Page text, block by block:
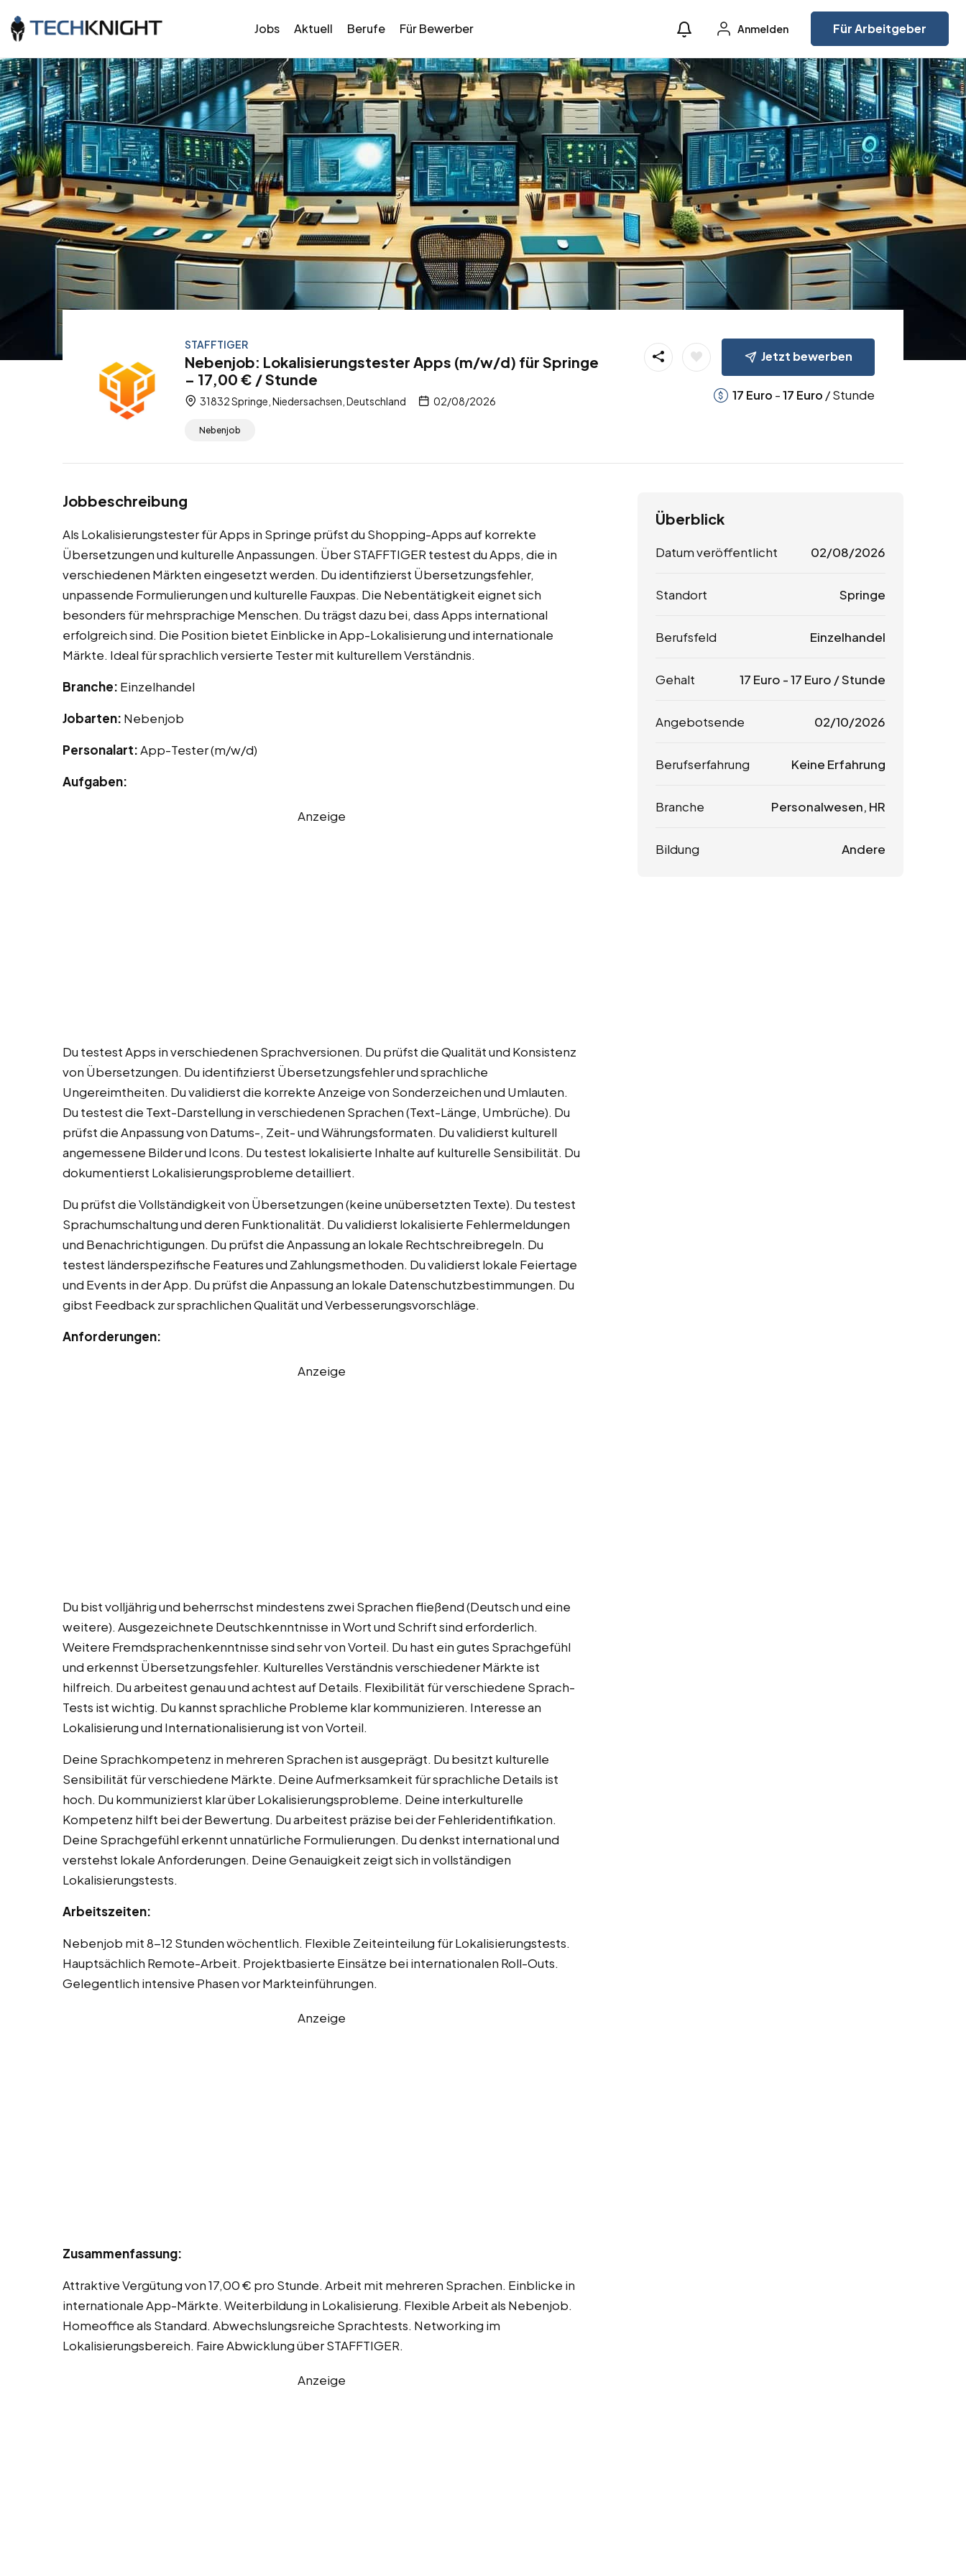
Jobs Aktuell Berufe Für Bewerber Anmelden Für Arbeitgeber
STAFFTIGER
Nebenjob: Lokalisierungstester Apps (m/w/d) für Springe
– 17,00 € / Stunde
31832 Springe, Niedersachsen, Deutschland 02/08/2026
Nebenjob
Jetzt bewerben
17 Euro -17 Euro / Stunde
Jobbeschreibung
Als Lokalisierungstester für Apps in Springe prüfst du Shopping-Apps auf korrekte
Übersetzungen und kulturelle Anpassungen. Über STAFFTIGER testest du Apps, die in
verschiedenen Märkten eingesetzt werden. Du identifizierst Übersetzungsfehler,
unpassende Formulierungen und kulturelle Fauxpas. Die Nebentätigkeit eignet sich
besonders für mehrsprachige Menschen. Du trägst dazu bei, dass Apps international
erfolgreich sind. Die Position bietet Einblicke in App-Lokalisierung und internationale
Märkte. Ideal für sprachlich versierte Tester mit kulturellem Verständnis.
Branche: Einzelhandel
Jobarten: Nebenjob
Personalart:App-Tester (m/w/d)
Aufgaben:
Anzeige
Du testest Apps in verschiedenen Sprachversionen. Du prüfst die Qualität und Konsistenz
von Übersetzungen. Du identifizierst Übersetzungsfehler und sprachliche
Ungereimtheiten. Du validierst die korrekte Anzeige von Sonderzeichen und Umlauten.
Du testest die Text-Darstellung in verschiedenen Sprachen (Text-Länge, Umbrüche). Du
prüfst die Anpassung von Datums-, Zeit- und Währungsformaten. Du validierst kulturell
angemessene Bilder und Icons. Du testest lokalisierte Inhalte auf kulturelle Sensibilität. Du
dokumentierst Lokalisierungsprobleme detailliert.
Du prüfst die Vollständigkeit von Übersetzungen (keine unübersetzten Texte). Du testest
Sprachumschaltung und deren Funktionalität. Du validierst lokalisierte Fehlermeldungen
und Benachrichtigungen. Du prüfst die Anpassung an lokale Rechtschreibregeln. Du
testest länderspezifische Features und Zahlungsmethoden. Du validierst lokale Feiertage
und Events in der App. Du prüfst die Anpassung an lokale Datenschutzbestimmungen. Du
gibst Feedback zur sprachlichen Qualität und Verbesserungsvorschläge.
Anforderungen:
Anzeige
Du bist volljährig und beherrschst mindestens zwei Sprachen fließend (Deutsch und eine
weitere). Ausgezeichnete Deutschkenntnisse in Wort und Schrift sind erforderlich.
Weitere Fremdsprachenkenntnisse sind sehr von Vorteil. Du hast ein gutes Sprachgefühl
und erkennst Übersetzungsfehler. Kulturelles Verständnis verschiedener Märkte ist
hilfreich. Du arbeitest genau und achtest auf Details. Flexibilität für verschiedene Sprach-
Tests ist wichtig. Du kannst sprachliche Probleme klar kommunizieren. Interesse an
Lokalisierung und Internationalisierung ist von Vorteil.
Deine Sprachkompetenz in mehreren Sprachen ist ausgeprägt. Du besitzt kulturelle
Sensibilität für verschiedene Märkte. Deine Aufmerksamkeit für sprachliche Details ist
hoch. Du kommunizierst klar über Lokalisierungsprobleme. Deine interkulturelle
Kompetenz hilft bei der Bewertung. Du arbeitest präzise bei der Fehleridentifikation.
Deine Sprachgefühl erkennt unnatürliche Formulierungen. Du denkst international und
verstehst lokale Anforderungen. Deine Genauigkeit zeigt sich in vollständigen
Lokalisierungstests.
Arbeitszeiten:
Nebenjob mit 8-12 Stunden wöchentlich. Flexible Zeiteinteilung für Lokalisierungstests.
Hauptsächlich Remote-Arbeit. Projektbasierte Einsätze bei internationalen Roll-Outs.
Gelegentlich intensive Phasen vor Markteinführungen.
Anzeige
Zusammenfassung:
Attraktive Vergütung von 17,00 € pro Stunde. Arbeit mit mehreren Sprachen. Einblicke in
internationale App-Märkte. Weiterbildung in Lokalisierung. Flexible Arbeit als Nebenjob.
Homeoffice als Standard. Abwechslungsreiche Sprachtests. Networking im
Lokalisierungsbereich. Faire Abwicklung über STAFFTIGER.
Anzeige
Überblick
Datum veröffentlicht 02/08/2026
Standort Springe
Berufsfeld Einzelhandel
Gehalt 17 Euro -17 Euro / Stunde
Angebotsende 02/10/2026
Berufserfahrung Keine Erfahrung
Branche Personalwesen, HR
Bildung Andere